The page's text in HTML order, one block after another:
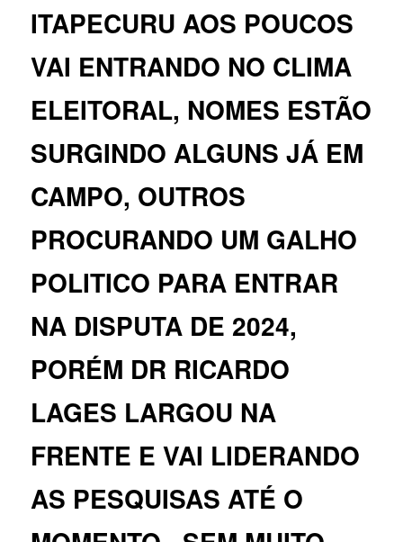
ITAPECURU AOS POUCOS
VAI ENTRANDO NO CLIMA
ELEITORAL, NOMES ESTÃO
SURGINDO ALGUNS JÁ EM
CAMPO, OUTROS
PROCURANDO UM GALHO
POLITICO PARA ENTRAR
NA DISPUTA DE 2024,
PORÉM DR RICARDO
LAGES LARGOU NA
FRENTE E VAI LIDERANDO
AS PESQUISAS ATÉ O